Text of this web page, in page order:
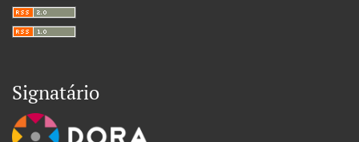
Signatário